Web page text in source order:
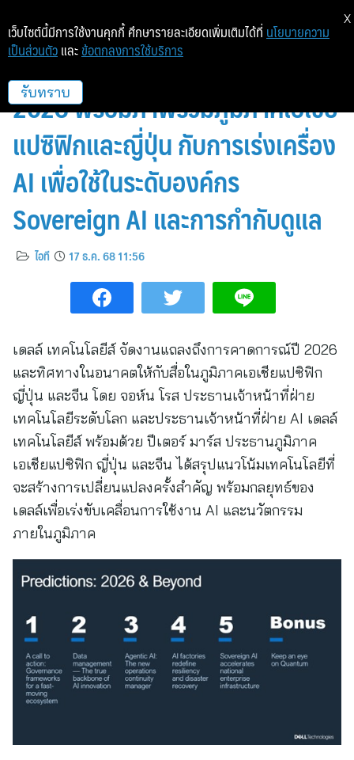
เดลล์ เทคโนโลยีส์ เผยคาดการณ์ปี
2026 พร้อมภาพรวมภูมิภาคเอเชีย
แปซิฟิกและญี่ปุ่น กับการเร่งเครื่อง
AI เพื่อใช้ในระดับองค์กร
Sovereign AI และการกำกับดูแล
ไอที 17 ธ.ค. 68 11:56
เดลล์ เทคโนโลยีส์ จัดงานแถลงถึงการคาดการณ์ปี 2026
และทิศทางในอนาคตให้กับสื่อในภูมิภาคเอเชียแปซิฟิก
ญี่ปุ่น และจีน โดย จอห์น โรส ประธานเจ้าหน้าที่ฝ่าย
เทคโนโลยีระดับโลก และประธานเจ้าหน้าที่ฝ่าย AI เดลล์
เทคโนโลยีส์ พร้อมด้วย ปีเตอร์ มาร์ส ประธานภูมิภาค
เอเชียแปซิฟิก ญี่ปุ่น และจีน ได้สรุปแนวโน้มเทคโนโลยีที่
จะสร้างการเปลี่ยนแปลงครั้งสำคัญ พร้อมกลยุทธ์ของ
เดลล์เพื่อเร่งขับเคลื่อนการใช้งาน AI และนวัตกรรม
ภายในภูมิภาค
เว็บไซต์นี้มีการใช้งานคุกกี้ ศึกษารายละเอียดเพิ่มเติมได้ที่ นโยบายความ
เป็นส่วนตัว และ ข้อตกลงการใช้บริการ
รับทราบ
X